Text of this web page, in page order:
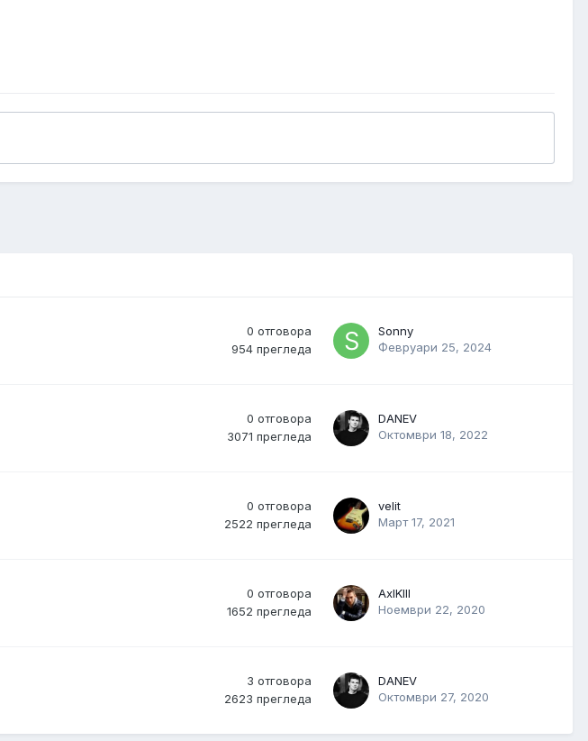
0 отговора
954 прегледа
Sonny
Февруари 25, 2024
0 отговора
3071 прегледа
DANEV
Октомври 18, 2022
0 отговора
2522 прегледа
velit
Март 17, 2021
0 отговора
1652 прегледа
AxlKIll
Ноември 22, 2020
3 отговора
2623 прегледа
DANEV
Октомври 27, 2020